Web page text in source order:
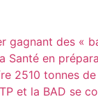
gagnant des «
Santé en
2510 tonnes
et la BAD se